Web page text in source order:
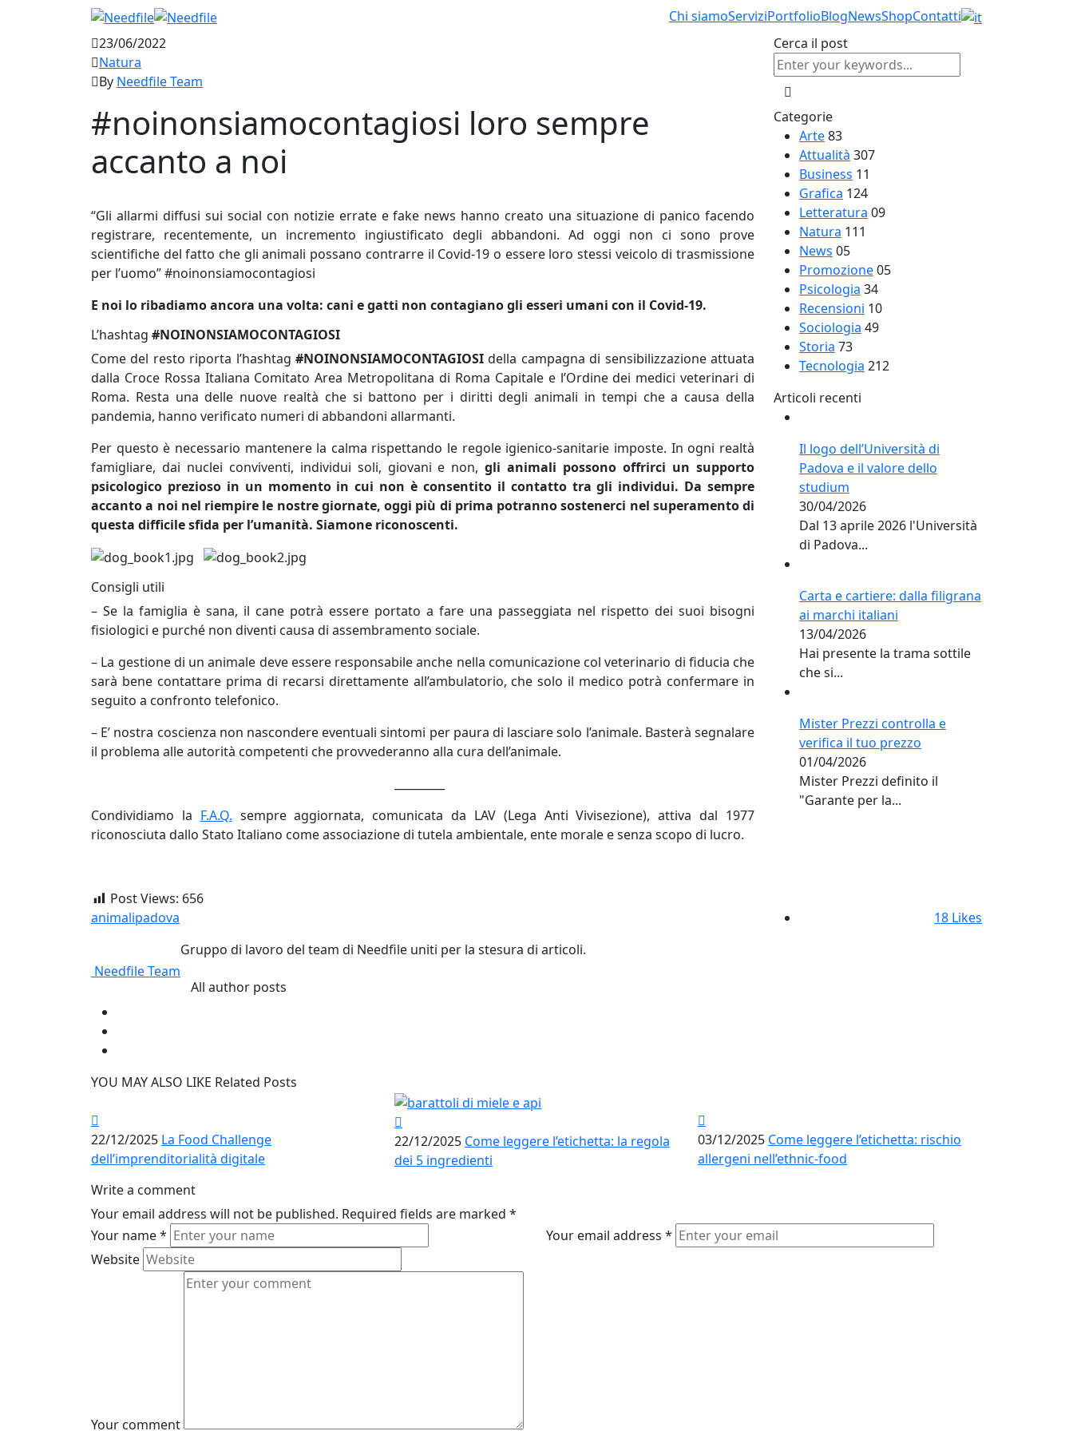
Chi siamoServiziPortfolioBlogNewsShopContatti
23/06/2022
Natura
By Needfile Team
#noinonsiamocontagiosi loro sempre
accanto a noi
“Gli allarmi diffusi sui social con notizie errate e fake news hanno creato una situazione di panico facendo
registrare, recentemente, un incremento ingiustificato degli abbandoni. Ad oggi non ci sono prove
scientifiche del fatto che gli animali possano contrarre il Covid-19 o essere loro stessi veicolo di trasmissione
per l’uomo” #noinonsiamocontagiosi
E noi lo ribadiamo ancora una volta: cani e gatti non contagiano gli esseri umani con il Covid-19.
L’hashtag #NOINONSIAMOCONTAGIOSI
Come del resto riporta l’hashtag #NOINONSIAMOCONTAGIOSI della campagna di sensibilizzazione attuata
dalla Croce Rossa Italiana Comitato Area Metropolitana di Roma Capitale e l’Ordine dei medici veterinari di
Roma. Resta una delle nuove realtà che si battono per i diritti degli animali in tempi che a causa della
pandemia, hanno verificato numeri di abbandoni allarmanti.
Per questo è necessario mantenere la calma rispettando le regole igienico-sanitarie imposte. In ogni realtà
famigliare, dai nuclei conviventi, individui soli, giovani e non,gli animali possono offrirci un supporto
psicologico prezioso in un momento in cui non è consentito il contatto tra gli individui. Da sempre
accanto a noi nel riempire le nostre giornate, oggi più di prima potranno sostenerci nel superamento di
questa difficile sfida per l’umanità. Siamone riconoscenti.
Consigli utili
– Se la famiglia è sana, il cane potrà essere portato a fare una passeggiata nel rispetto dei suoi bisogni
fisiologici e purché non diventi causa di assembramento sociale.
– La gestione di un animale deve essere responsabile anche nella comunicazione col veterinario di fiducia che
sarà bene contattare prima di recarsi direttamente all’ambulatorio, che solo il medico potrà confermare in
seguito a confronto telefonico.
– E’ nostra coscienza non nascondere eventuali sintomi per paura di lasciare solo l’animale. Basterà segnalare
il problema alle autorità competenti che provvederanno alla cura dell’animale.
Condividiamo la F.A.Q. sempre aggiornata, comunicata da LAV (Lega Anti Vivisezione), attiva dal 1977
riconosciuta dallo Stato Italiano come associazione di tutela ambientale, ente morale e senza scopo di lucro.
Post Views: 656
Cerca il post
Categorie
Arte83
Attualità 307
Business 11
Grafica 124
Letteratura 09
Natura 111
News 05
Promozione05
Psicologia 34
Recensioni 10
Sociologia 49
Storia 73
Tecnologia 212
Articoli recenti
Il logo dell’Università di
Padova e il valore dello
studium
30/04/2026
Dal 13 aprile 2026 l'Università
di Padova...
Carta e cartiere: dalla filigrana
ai marchi italiani
13/04/2026
Hai presente la trama sottile
che si...
Mister Prezzi controlla e
verifica il tuo prezzo
01/04/2026
Mister Prezzi definito il
"Garante per la...
animalipadova 18 Likes
Needfile Team
Gruppo di lavoro del team di Needfile uniti per la stesura di articoli.
All author posts
YOU MAY ALSO LIKE Related Posts
22/12/2025 La Food Challenge
dell’imprenditorialità digitale
22/12/2025 Come leggere l’etichetta: la regola
dei 5 ingredienti
03/12/2025 Come leggere l’etichetta: rischio
allergeni nell’ethnic-food
Write a comment
Your email address will not be published. Required fields are marked *
Your name* Your email address *
Website
Your comment